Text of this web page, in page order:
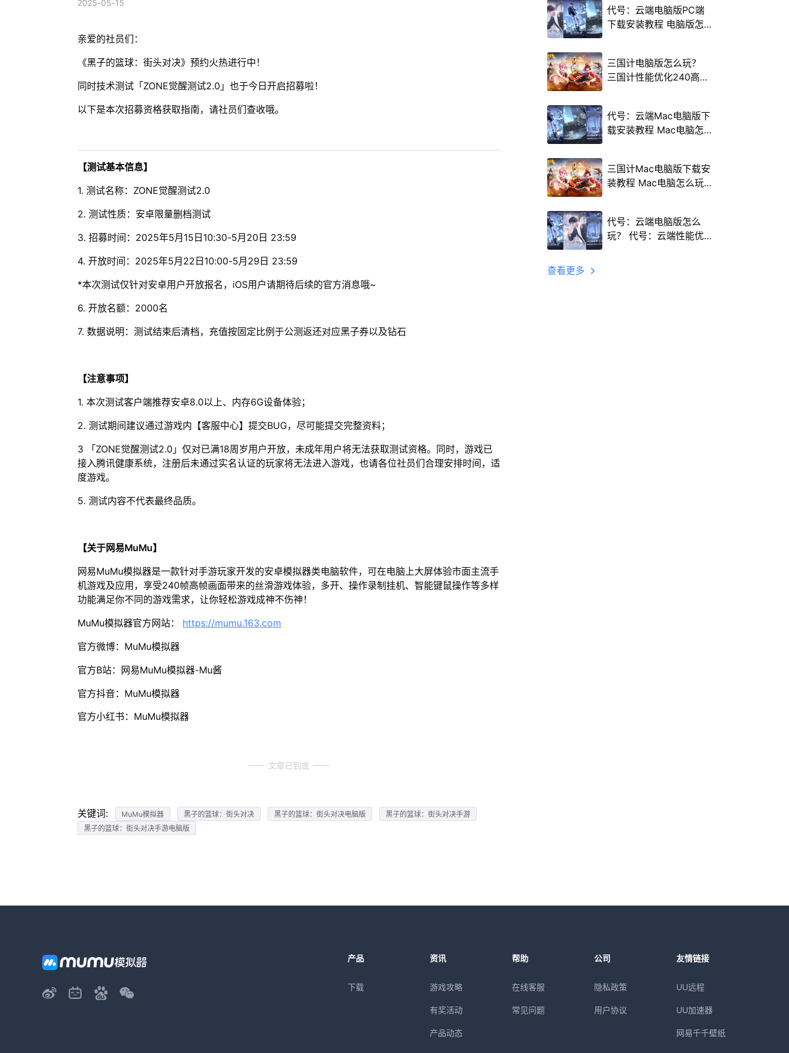
2025-05-15
亲爱的社员们：
《黑子的篮球：街头对决》预约火热进行中！
同时技术测试「ZONE觉醒测试2.0」也于今日开启招募啦！
以下是本次招募资格获取指南，请社员们查收哦。
【测试基本信息】
1. 测试名称：ZONE觉醒测试2.0
2. 测试性质：安卓限量删档测试
3. 招募时间：2025年5月15日10:30-5月20日 23:59
4. 开放时间：2025年5月22日10:00-5月29日 23:59
*本次测试仅针对安卓用户开放报名，iOS用户请期待后续的官方消息哦~
6. 开放名额：2000名
7. 数据说明：测试结束后清档，充值按固定比例于公测返还对应黑子券以及钻石
【注意事项】
1. 本次测试客户端推荐安卓8.0以上、内存6G设备体验；
2. 测试期间建议通过游戏内【客服中心】提交BUG，尽可能提交完整资料；
3 「ZONE觉醒测试2.0」仅对已满18周岁用户开放，未成年用户将无法获取测试资格。同时，游戏已
接入腾讯健康系统，注册后未通过实名认证的玩家将无法进入游戏，也请各位社员们合理安排时间，适
度游戏。
5. 测试内容不代表最终品质。
【关于网易MuMu】
网易MuMu模拟器是一款针对手游玩家开发的安卓模拟器类电脑软件，可在电脑上大屏体验市面主流手
机游戏及应用，享受240帧高帧画面带来的丝滑游戏体验，多开、操作录制挂机、智能键鼠操作等多样
功能满足你不同的游戏需求，让你轻松游戏成神不伤神！
MuMu模拟器官方网站： https://mumu.163.com
官方微博：MuMu模拟器
官方B站：网易MuMu模拟器-Mu酱
官方抖音：MuMu模拟器
官方小红书：MuMu模拟器
文章已到底
关键词: MuMu模拟器 黑子的篮球：街头对决 黑子的篮球：街头对决电脑版
黑子的篮球：街头对决手游
黑子的篮球：街头对决手游电脑版
代号：云端电脑版PC端
下载安装教程 电脑版怎
三国计电脑版怎么玩？
三国计性能优化240高帧
代号：云端Mac电脑版下
载安装教程 Mac电脑怎
三国计Mac电脑版下载安
装教程 Mac电脑怎么玩
代号：云端电脑版怎么
玩？ 代号：云端性能优
查看更多
产品
下载
资讯
游戏攻略
有奖活动
产品动态
帮助
在线客服
常见问题
公司
隐私政策
用户协议
友情链接
UU远程
UU加速器
网易千千壁纸